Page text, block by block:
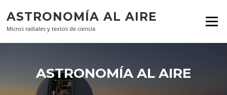
ASTRONOMÍA AL AIRE
Micros radiales y textos de ciencia
Menú
ASTRONOMÍA AL AIRE